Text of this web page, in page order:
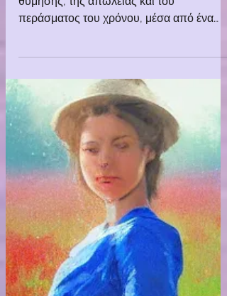
Μελαγχολικά
θύμησης, της απώλειας και του
περάσματος του χρόνου, μέσα από ένα
πίνακα φθινοπωρινών αντανακλάσεων.